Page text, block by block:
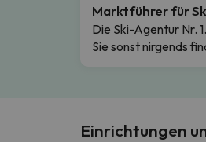
Marktführer für
Die Ski-Agentur Nr.
Sie sonst nirgends
Einrichtungen